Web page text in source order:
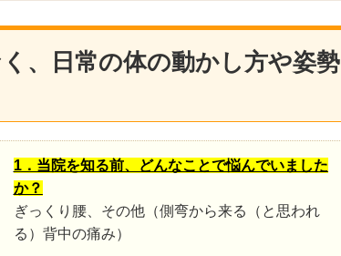
、日常の体の動かし方や姿勢
1．当院を知る前、どんなことで悩んでいました
か？
ぎっくり腰、その他（側弯から来る（と思われ
る）背中の痛み）